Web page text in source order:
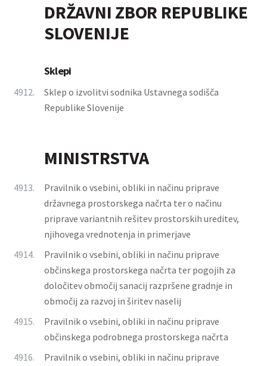
DRŽAVNI ZBOR REPUBLIKE
SLOVENIJE
Sklepi
4912.
Sklep o izvolitvi sodnika Ustavnega sodišča
Republike Slovenije
MINISTRSTVA
4913.
Pravilnik o vsebini, obliki in načinu priprave
državnega prostorskega načrta ter o načinu
priprave variantnih rešitev prostorskih ureditev,
njihovega vrednotenja in primerjave
4914.
Pravilnik o vsebini, obliki in načinu priprave
občinskega prostorskega načrta ter pogojih za
določitev območij sanacij razpršene gradnje in
območij za razvoj in širitev naselij
4915.
Pravilnik o vsebini, obliki in načinu priprave
občinskega podrobnega prostorskega načrta
4916.
Pravilnik o vsebini, obliki in načinu priprave